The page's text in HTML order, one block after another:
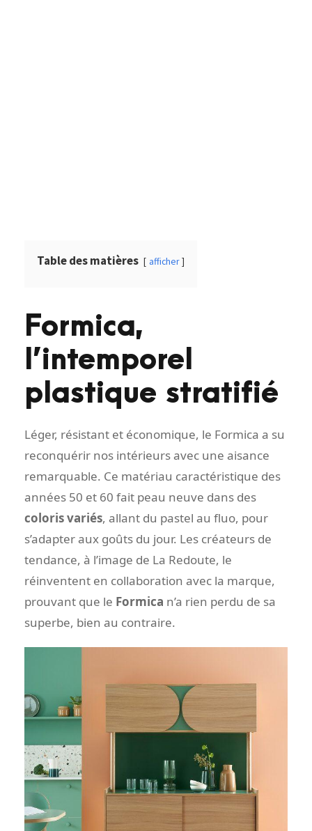
Table des matières afficher
Formica,
l’intemporel
plastique stratifié
Léger, résistant et économique, le Formica a su
reconquérir nos intérieurs avec une aisance
remarquable. Ce matériau caractéristique des
années 50 et 60 fait peau neuve dans des
coloris variés, allant du pastel au fluo, pour
s’adapter aux goûts du jour. Les créateurs de
tendance, à l’image de La Redoute, le
réinventent en collaboration avec la marque,
prouvant que le Formica n’a rien perdu de sa
superbe, bien au contraire.